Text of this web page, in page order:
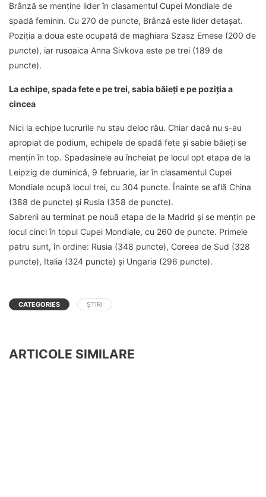
Brânză se menţine lider în clasamentul Cupei Mondiale de
spadă feminin. Cu 270 de puncte, Brânză este lider detaşat.
Poziţia a doua este ocupată de maghiara Szasz Emese (200 de
puncte), iar rusoaica Anna Sivkova este pe trei (189 de
puncte).
La echipe, spada fete e pe trei, sabia băieţi e pe poziţia a
cincea
Nici la echipe lucrurile nu stau deloc rău. Chiar dacă nu s-au
apropiat de podium, echipele de spadă fete şi sabie băieţi se
menţin în top. Spadasinele au încheiat pe locul opt etapa de la
Leipzig de duminică, 9 februarie, iar în clasamentul Cupei
Mondiale ocupă locul trei, cu 304 puncte. Înainte se află China
(388 de puncte) şi Rusia (358 de puncte).
Sabrerii au terminat pe nouă etapa de la Madrid şi se menţin pe
locul cinci în topul Cupei Mondiale, cu 260 de puncte. Primele
patru sunt, în ordine: Rusia (348 puncte), Coreea de Sud (328
puncte), Italia (324 puncte) şi Ungaria (296 puncte).
CATEGORIES ȘTIRI
ARTICOLE SIMILARE